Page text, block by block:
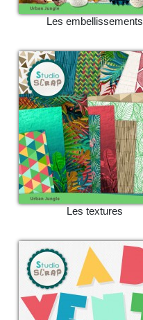
Les embellissements
Les textures